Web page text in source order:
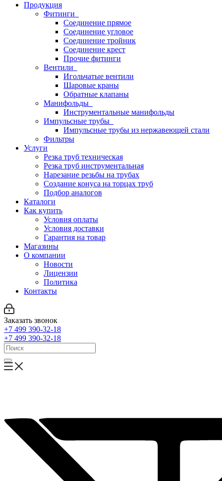
Продукция
Фитинги
Соединение прямое
Соединение угловое
Соединение тройник
Соединение крест
Прочие фитинги
Вентили
Игольчатые вентили
Шаровые краны
Обратные клапаны
Манифольды
Инструментальные манифольды
Импульсные трубы
Импульсные трубы из нержавеющей стали
Фильтры
Услуги
Резка труб техническая
Резка труб инструментальная
Нарезание резьбы на трубах
Создание конуса на торцах труб
Подбор аналогов
Каталоги
Как купить
Условия оплаты
Условия доставки
Гарантия на товар
Магазины
О компании
Новости
Лицензии
Политика
Контакты
Заказать звонок
+7 499 390-32-18
+7 499 390-32-18